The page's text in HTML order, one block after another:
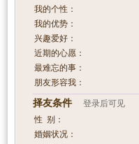
我的个性：
我的优势：
兴趣爱好：
近期的心愿：
最难忘的事：
朋友形容我：
择友条件 登录后可见
性 别：
婚姻状况：